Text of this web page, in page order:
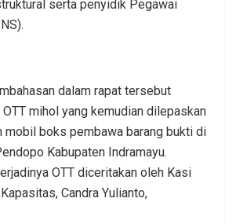
serta penyidik Pegawai
dalam rapat tersebut
mihol yang kemudian dilepaskan
mobil boks pembawa barang bukti di
Kabupaten Indramayu.
OTT diceritakan oleh Kasi
Candra Yulianto,